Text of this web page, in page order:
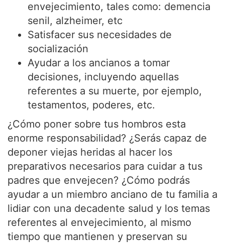
envejecimiento, tales como: demencia
senil, alzheimer, etc
Satisfacer sus necesidades de
socialización
Ayudar a los ancianos a tomar
decisiones, incluyendo aquellas
referentes a su muerte, por ejemplo,
testamentos, poderes, etc.
¿Cómo poner sobre tus hombros esta
enorme responsabilidad? ¿Serás capaz de
deponer viejas heridas al hacer los
preparativos necesarios para cuidar a tus
padres que envejecen? ¿Cómo podrás
ayudar a un miembro anciano de tu familia a
lidiar con una decadente salud y los temas
referentes al envejecimiento, al mismo
tiempo que mantienen y preservan su